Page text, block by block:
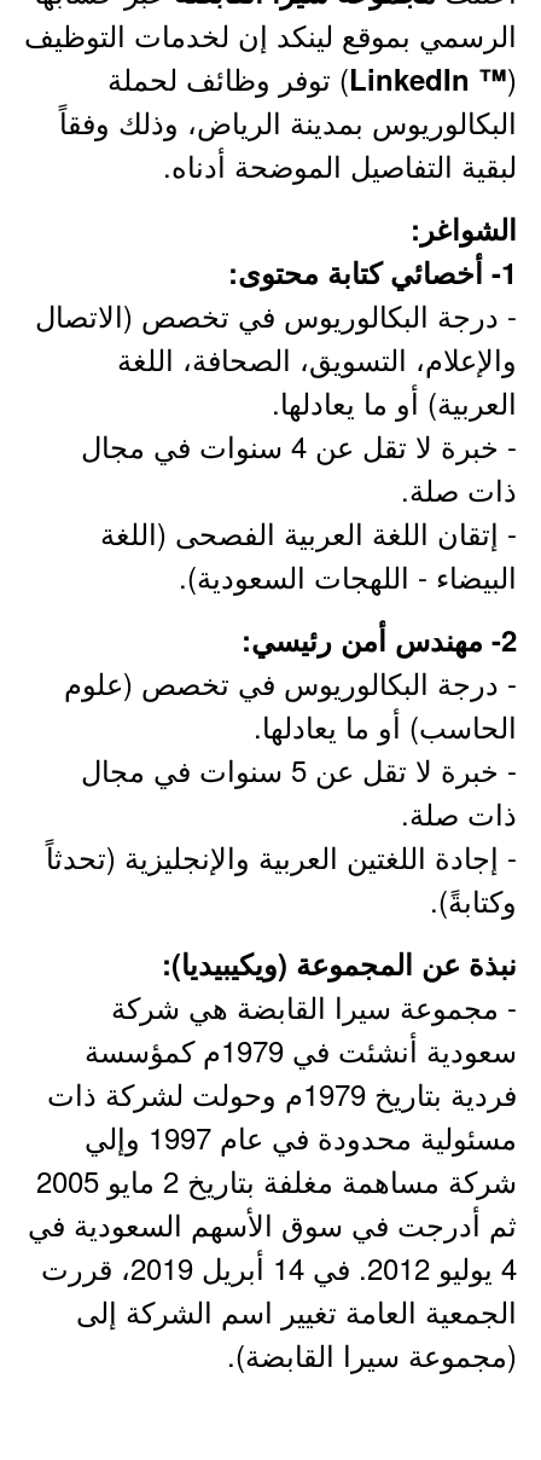
الرسمي بموقع لينكد إن لخدمات التوظيف
(
™ LinkedIn
) توفر وظائف لحملة
البكالوريوس بمدينة الرياض، وذلك وفقاً
لبقية التفاصيل الموضحة أدناه.
الشواغر:
1- أخصائي كتابة محتوى:
- درجة البكالوريوس في تخصص (الاتصال
والإعلام، التسويق، الصحافة، اللغة
العربية) أو ما يعادلها.
- خبرة لا تقل عن 4 سنوات في مجال
ذات صلة.
- إتقان اللغة العربية الفصحى (اللغة
البيضاء - اللهجات السعودية).
2- مهندس أمن رئيسي:
- درجة البكالوريوس في تخصص (علوم
الحاسب) أو ما يعادلها.
- خبرة لا تقل عن 5 سنوات في مجال
ذات صلة.
- إجادة اللغتين العربية والإنجليزية (تحدثاً
وكتابةً).
نبذة عن المجموعة (ويكيبيديا):
- مجموعة سيرا القابضة هي شركة
سعودية أنشئت في 1979م كمؤسسة
فردية بتاريخ 1979م وحولت لشركة ذات
مسئولية محدودة في عام 1997 وإلي
شركة مساهمة مغلفة بتاريخ 2 مايو 2005
ثم أدرجت في سوق الأسهم السعودية في
4 يوليو 2012. في 14 أبريل 2019، قررت
الجمعية العامة تغيير اسم الشركة إلى
(مجموعة سيرا القابضة).